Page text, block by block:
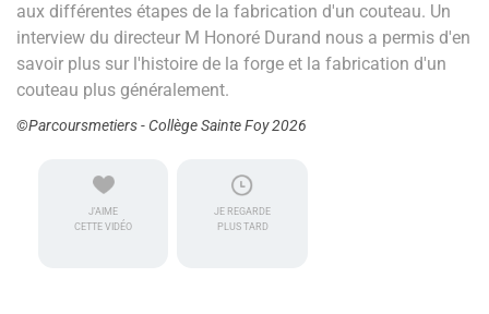
aux différentes étapes de la fabrication d'un couteau. Un
interview du directeur M Honoré Durand nous a permis d'en
savoir plus sur l'histoire de la forge et la fabrication d'un
couteau plus généralement.
©Parcoursmetiers - Collège Sainte Foy 2026
J'AIME
CETTE VIDÉO
JE REGARDE
PLUS TARD